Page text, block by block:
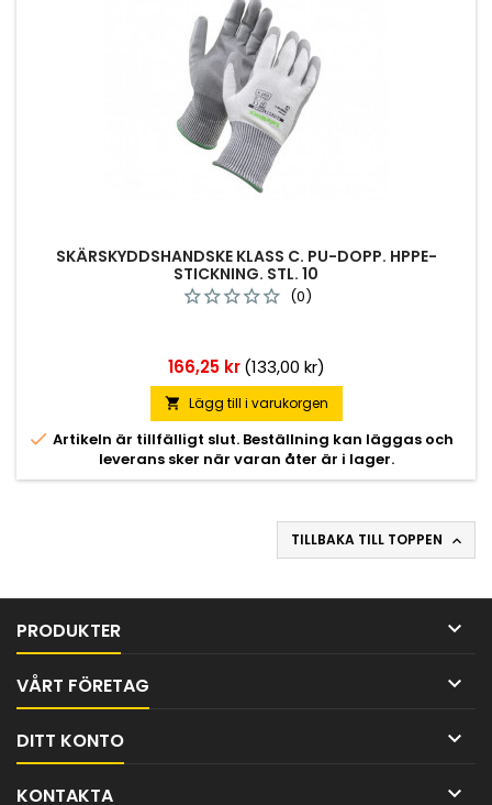
SKÄRSKYDDSHANDSKE KLASS C. PU-DOPP. HPPE-
STICKNING. STL. 10
(0)
Pris
166,25 kr (133,00 kr)
 Lägg till i varukorgen
 Artikeln är tillfälligt slut. Beställning kan läggas och
leverans sker när varan åter är i lager.
TILLBAKA TILL TOPPEN 
PRODUKTER 
VÅRT FÖRETAG 
DITT KONTO 
KONTAKTA 